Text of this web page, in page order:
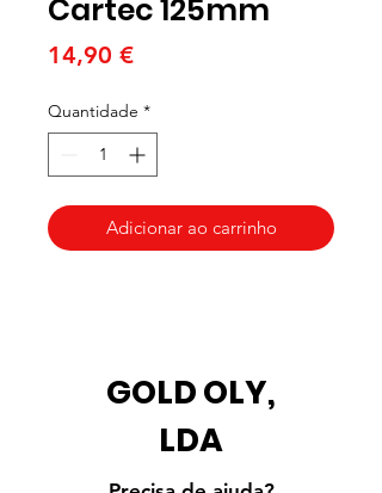
Cartec 125mm
14,90 €Preço
Quantidade *
Adicionar ao carrinho
GOLD OLY,
LDA